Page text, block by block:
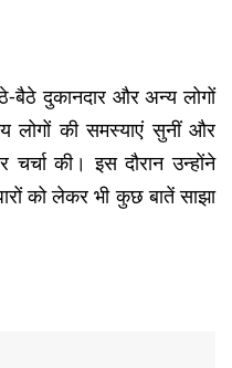
बैठे दुकानदार और अन्य लोगों
लोगों की समस्याएं सुनीं और
की। इस दौरान उन्होंने
को लेकर भी कुछ बातें साझा